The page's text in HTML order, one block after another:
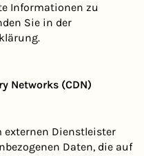
Informationen zu
Sie in der
Networks (CDN)
externen Dienstleister
Daten, die auf